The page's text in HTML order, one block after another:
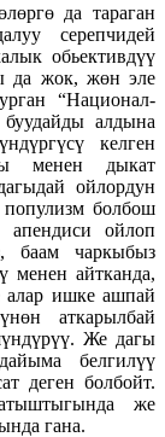
да тараган
серепчидей
обьективдүү
да жок, жөн эле
“Национал-
алдына
келген
менен дыкат
ойлордун
популизм болбош
апендиси ойлоп
баам чаркыбыз
менен айтканда,
алар ишке ашпай
аткарылбай
Же дагы
белгилүү
деген болбойт.
же
гана.